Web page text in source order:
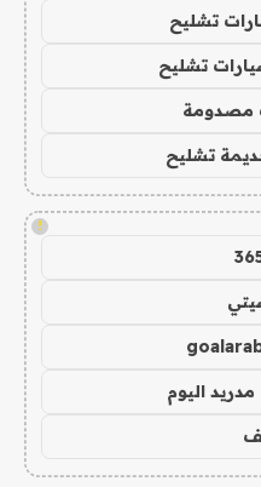
تشليح
تشليح
مصدومة
تشليح
!
اليوم